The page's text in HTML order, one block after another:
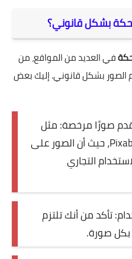
بشكل قانوني؟
في العديد من المواقع، من
الصور بشكل قانوني. إليك بعض
صورًا مرخصة: مثل
Unsplash وPexels وPixabay، حيث أن الصور على
التجاري
تأكد من أنك تلتزم
بكل صورة.